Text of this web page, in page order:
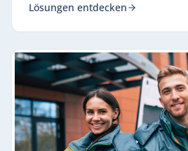
Lösungen entdecken